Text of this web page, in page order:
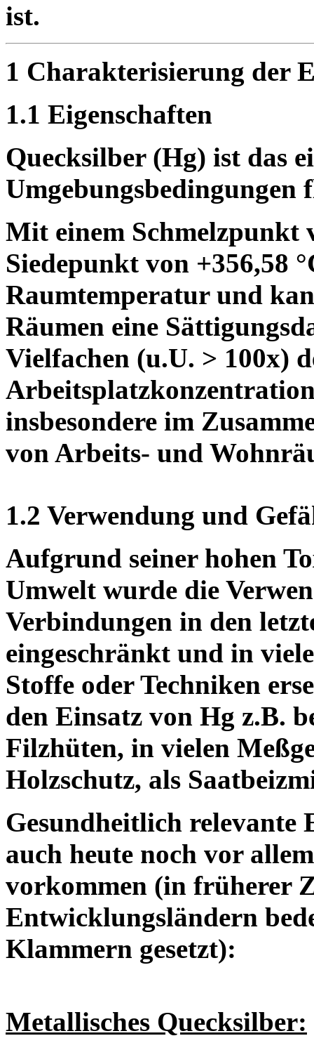
ist.
1 Charakterisierung der
1.1 Eigenschaften
Quecksilber (Hg) ist das
Umgebungsbedingungen
Mit einem Schmelzpunkt
Siedepunkt von +356,58
Raumtemperatur und
Räumen eine
Vielfachen (u.U. > 100x)
insbesondere im
von Arbeits- und
1.2 Verwendung und
Aufgrund seiner hohen
Umwelt wurde die
Verbindungen in den
eingeschränkt und in
Stoffe oder Techniken
den Einsatz von Hg z.B.
Filzhüten, in vielen
Holzschutz, als
Gesundheitlich
auch heute noch vor
vorkommen (in früherer
Entwicklungsländern
Klammern gesetzt):
Metallisches Quecksilber: